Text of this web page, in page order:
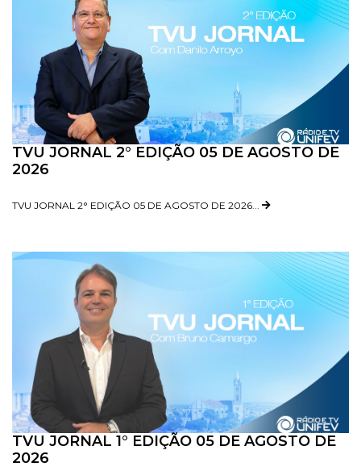
TVU JORNAL 2° EDIÇÃO 05 DE AGOSTO DE
2026
TVU JORNAL 2° EDIÇÃO 05 DE AGOSTO DE 2026...
TVU JORNAL 1° EDIÇÃO 05 DE AGOSTO DE
2026